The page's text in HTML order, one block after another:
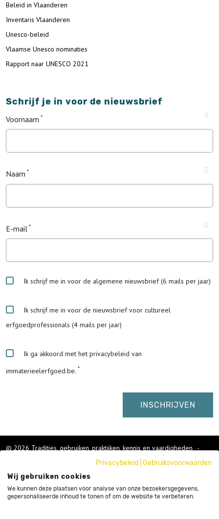
Beleid in Vlaanderen
Inventaris Vlaanderen
Unesco-beleid
Vlaamse Unesco nominaties
Rapport naar UNESCO 2021
Schrijf je in voor de nieuwsbrief
Voornaam
Naam
E-mail
Ik schrijf me in voor de algemene nieuwsbrief (6 mails per jaar)
Ik schrijf me in voor de nieuwsbrief voor cultureel
erfgoedprofessionals (4 mails per jaar)
Ik ga akkoord met het privacybeleid van
immaterieelerfgoed.be.
© 2026 Tradities, gebruiken, praktijken, kennis en vaardigheden
-
Gebruikersvoorwaarden
Privacybeleid
Cookies
Privacybeleid
Gebruiksvoorwaarden
Wij gebruiken cookies
We kunnen deze plaatsen voor analyse van onze bezoekersgegevens,
gepersonaliseerde inhoud te tonen of om de website te verbeteren.